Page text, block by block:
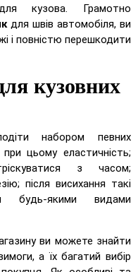
кузова. Грамотно
для швів автомобіля, ви
і повністю перешкодити
кузовних
набором певних
цьому еластичність;
з часом;
після висихання такі
будь-якими видами
ви можете знайти
а їх багатий вибір